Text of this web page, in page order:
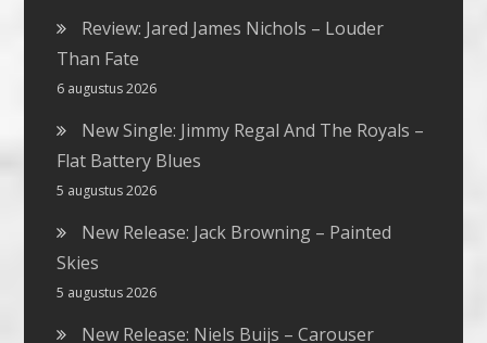
Review: Jared James Nichols – Louder
Than Fate
6 augustus 2026
New Single: Jimmy Regal And The Royals –
Flat Battery Blues
5 augustus 2026
New Release: Jack Browning – Painted
Skies
5 augustus 2026
New Release: Niels Buijs – Carouser